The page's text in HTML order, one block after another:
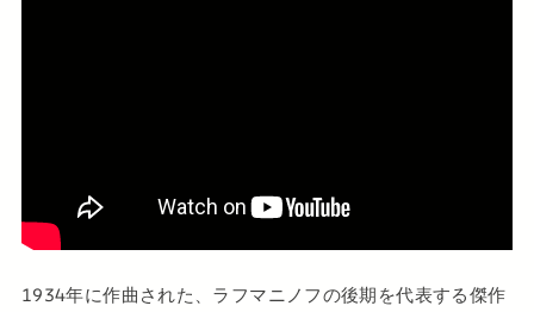
1934年に作曲された、ラフマニノフの後期を代表する傑作